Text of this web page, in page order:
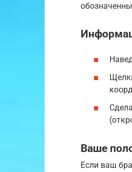
Ваше
Если ваш